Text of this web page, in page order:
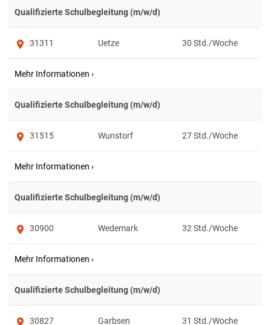
Qualifizierte Schulbegleitung (m/w/d)
31311 Uetze 30
Qualifizierte Schulbegleitung (m/w/d)
31515 Wunstorf 27
Qualifizierte Schulbegleitung (m/w/d)
30900 Wedemark 32
Qualifizierte Schulbegleitung (m/w/d)
30827 Garbsen 31